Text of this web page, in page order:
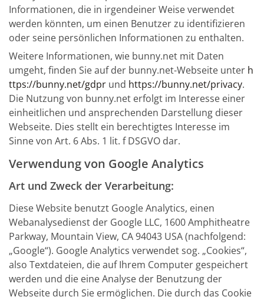
Informationen, die in irgendeiner Weise verwendet
werden könnten, um einen Benutzer zu identifizieren
oder seine persönlichen Informationen zu enthalten.
Weitere Informationen, wie bunny.net mit Daten
umgeht, finden Sie auf der bunny.net-Webseite unter h
ttps://bunny.net/gdpr und https://bunny.net/privacy.
Die Nutzung von bunny.net erfolgt im Interesse einer
einheitlichen und ansprechenden Darstellung dieser
Webseite. Dies stellt ein berechtigtes Interesse im
Sinne von Art. 6 Abs. 1 lit. f DSGVO dar.
Verwendung von Google Analytics
Art und Zweck der Verarbeitung:
Diese Website benutzt Google Analytics, einen
Webanalysedienst der Google LLC, 1600 Amphitheatre
Parkway, Mountain View, CA 94043 USA (nachfolgend:
„Google“). Google Analytics verwendet sog. „Cookies“,
also Textdateien, die auf Ihrem Computer gespeichert
werden und die eine Analyse der Benutzung der
Webseite durch Sie ermöglichen. Die durch das Cookie